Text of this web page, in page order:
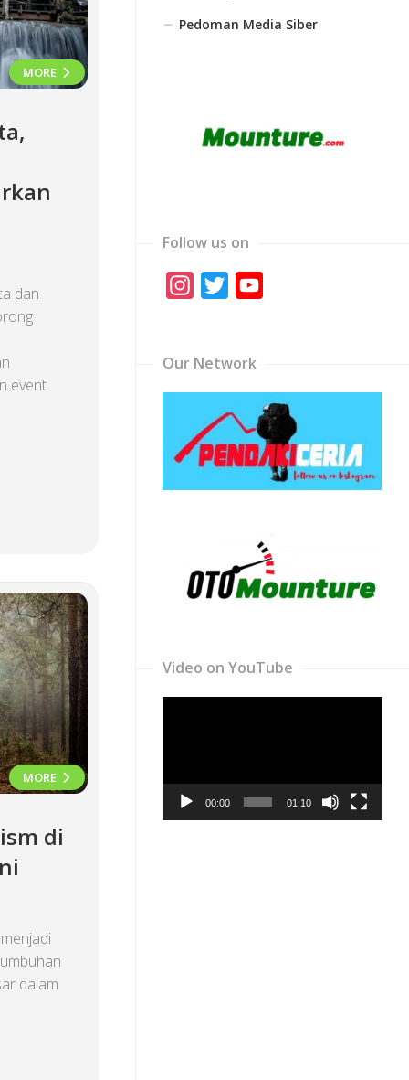
MORE
dan
event
MORE
di
dalam
Pedoman Media Siber
Follow us on
Instagram
Twitter
Our Network
Video on YouTube
00:00 01:10